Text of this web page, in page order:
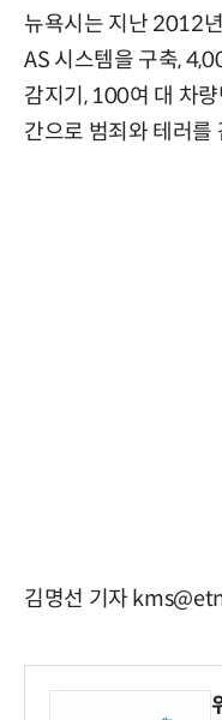
뉴욕시는 지난 2012
AS 시스템을 구축,
감지기, 100여 대 차
간으로 범죄와 테러를
김명선 기자